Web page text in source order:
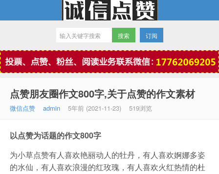
微信点赞
订阅
点赞朋友圈作文800字,关于点赞的作文素材
微信点赞 admin 5年前 (2021-11-23) 519浏览
以点赞为话题的作文800字
为小草点赞有人喜欢艳丽动人的牡丹，有人喜欢婀娜多姿
的水仙，有人喜欢浪漫的红玫瑰，有人喜欢火红热情的杜